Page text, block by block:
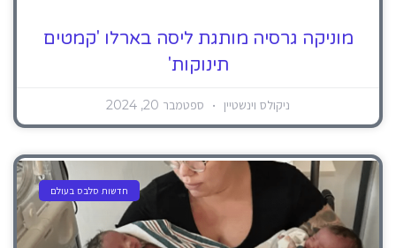
מוניקה גרסיה מותגת ליסה בארלו 'קמטים
תינוקות'
ניקולס וינשטיין ספטמבר 20, 2024
חדשות סלבס בעולם